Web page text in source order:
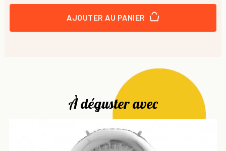
AJOUTER AU PANIER
À déguster avec